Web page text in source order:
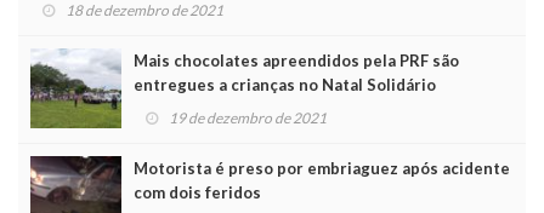
18 de dezembro de 2021
Mais chocolates apreendidos pela PRF são
entregues a crianças no Natal Solidário
19 de dezembro de 2021
Motorista é preso por embriaguez após acidente
com dois feridos